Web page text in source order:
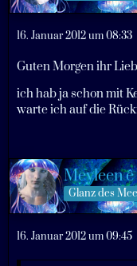
16. Januar 2012 um 08:33
Guten Morgen ihr
ich hab ja schon mit
warte ich auf die
Meyleen
Glanz des
16. Januar 2012 um 09:45